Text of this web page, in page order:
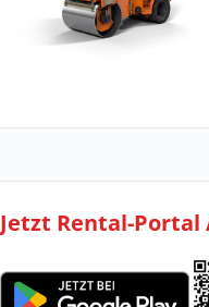
Jetzt Rental-Portal